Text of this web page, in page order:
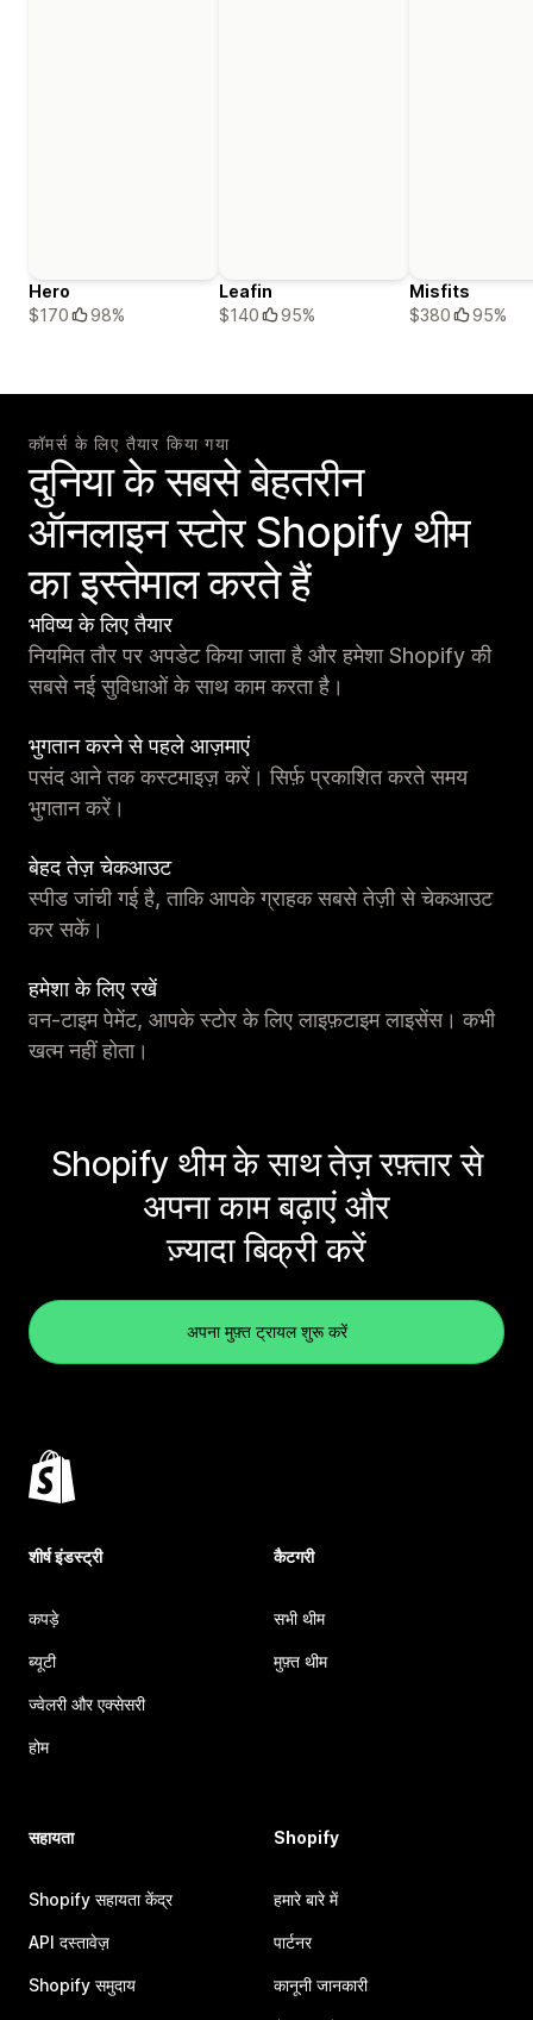
Hero
$170
98%
Leafin
$140
95%
Misfits
$380
95%
कॉमर्स के लिए तैयार किया गया
दुनिया के सबसे बेहतरीन
ऑनलाइन स्टोर Shopify थीम
का इस्तेमाल करते हैं
भविष्य के लिए तैयार
नियमित तौर पर अपडेट किया जाता है और हमेशा Shopify की
सबसे नई सुविधाओं के साथ काम करता है।
भुगतान करने से पहले आज़माएं
पसंद आने तक कस्टमाइज़ करें। सिर्फ़ प्रकाशित करते समय
भुगतान करें।
बेहद तेज़ चेकआउट
स्पीड जांची गई है, ताकि आपके ग्राहक सबसे तेज़ी से चेकआउट
कर सकें।
हमेशा के लिए रखें
वन-टाइम पेमेंट, आपके स्टोर के लिए लाइफ़टाइम लाइसेंस। कभी
खत्म नहीं होता।
Shopify थीम के साथ तेज़ रफ़्तार से
अपना काम बढ़ाएं और
ज़्यादा बिक्री करें
अपना मुफ़्त ट्रायल शुरू करें
शीर्ष इंडस्ट्री
कपड़े
ब्यूटी
ज्वेलरी और एक्सेसरी
होम
कैटगरी
सभी थीम
मुफ़्त थीम
सहायता
Shopify सहायता केंद्र
API दस्तावेज़
Shopify समुदाय
Shopify
हमारे बारे में
पार्टनर
कानूनी जानकारी